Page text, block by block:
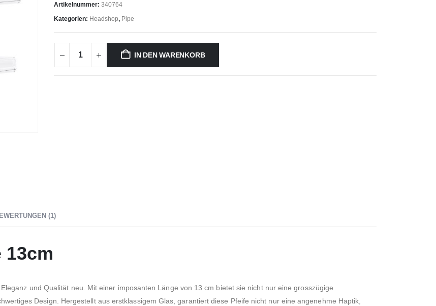
Artikelnummer: 340764
Kategorien: Headshop, Pipe
IN DEN WARENKORB
(1)
13cm
und Qualität neu. Mit einer imposanten Länge von 13 cm bietet sie nicht nur eine grosszügige
Design. Hergestellt aus erstklassigem Glas, garantiert diese Pfeife nicht nur eine angenehme Haptik,